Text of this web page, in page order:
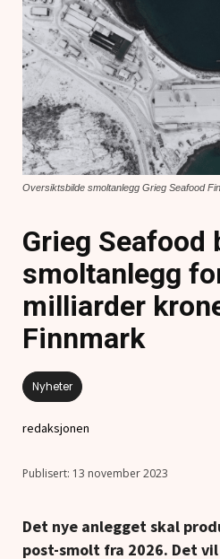
Oversiktsbilde smoltanlegg Grieg Seafood
Grieg Seafood
smoltanlegg
milliarder
Finnmark
Nyheter
redaksjonen
13 november 2023
Det nye anlegget skal
post-smolt fra 2026. Det